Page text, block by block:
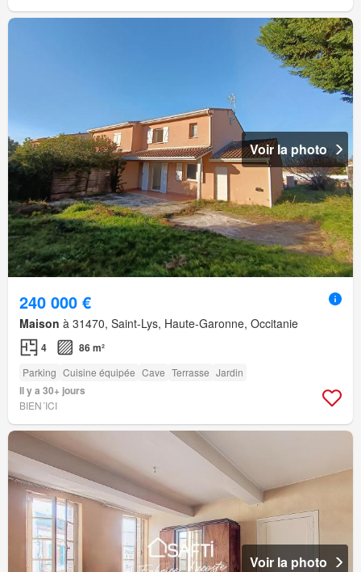
Voir la photo
240 000 €
Maison à 31470, Saint-Lys, Haute-Garonne, Occitanie
4 86 m²
Parking Cuisine équipée Cave Terrasse Jardin
Il y a 30+ jours
BIEN´ICI
Voir la photo